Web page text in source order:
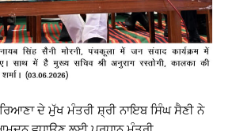
ਦੇ ਮੁੱਖ ਮੰਤਰੀ ਸ਼੍ਰੀ ਨਾਇਬ ਸਿੰਘ ਸੈਣੀ ਨੇ